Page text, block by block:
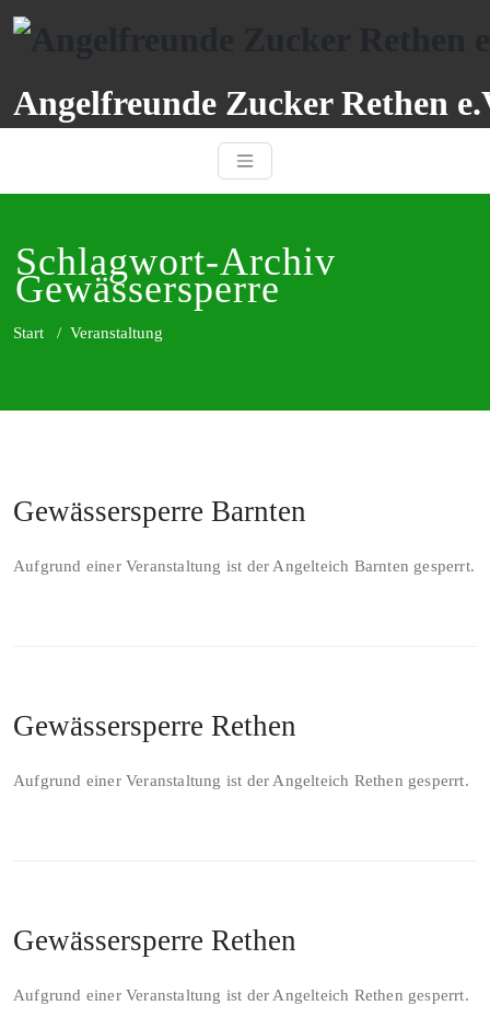
Zum
Inhalt
Angelfreunde Zucker Rethen
Schlagwort-Archiv
Gewässersperre
Start / Veranstaltung
Gewässersperre Barnten
Aufgrund einer Veranstaltung ist der Angelteich Barnten gesperrt.
Gewässersperre Rethen
Aufgrund einer Veranstaltung ist der Angelteich Rethen gesperrt.
Gewässersperre Rethen
Aufgrund einer Veranstaltung ist der Angelteich Rethen gesperrt.